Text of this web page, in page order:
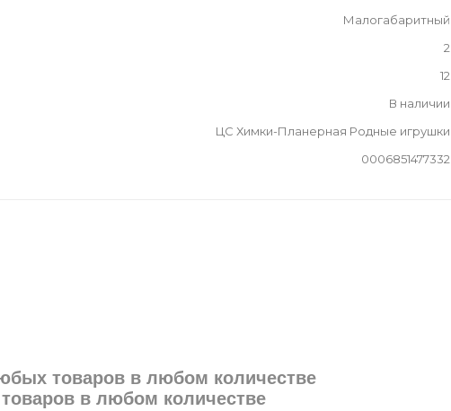
Малогабаритный
2
12
В наличии
ЦС Химки-Планерная Родные игрушки
0006851477332
товаров в любом количестве
в любом количестве